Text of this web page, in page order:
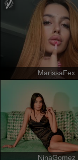
MarissaFex
NinaGomez